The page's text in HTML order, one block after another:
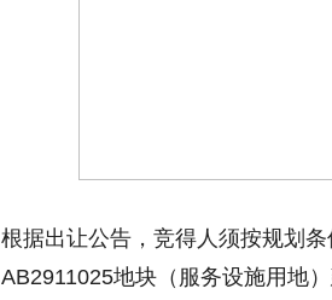
根据出让公告，竞得人须按规划
AB2911025地块（服务设施用地